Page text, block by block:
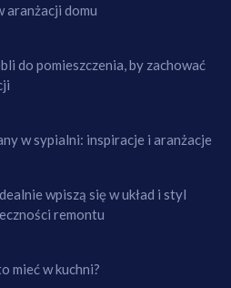
aranżacji domu
do pomieszczenia, by zachować
w sypialni: inspiracje i aranżacje
wpiszą się w układ i styl
remontu
mieć w kuchni?